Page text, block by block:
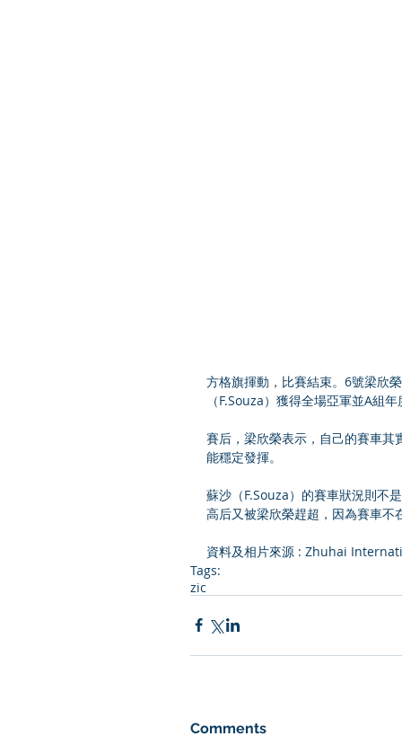
方格旗揮動，比賽結束。6號梁欣
（F.Souza）獲得全場亞軍並A組
賽后，梁欣榮表示，自己的賽車
能穩定發揮。
蘇沙（F.Souza）的賽車狀況則不
高后又被梁欣榮趕超，因為賽車不
資料及相片來源 : Zhuhai
Tags:
zic
Comments